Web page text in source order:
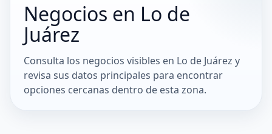
Negocios en Lo de
Juárez
Consulta los negocios visibles en Lo de Juárez y
revisa sus datos principales para encontrar
opciones cercanas dentro de esta zona.